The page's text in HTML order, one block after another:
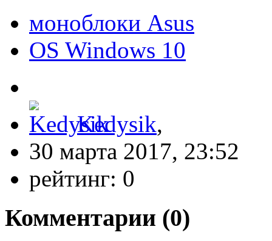
моноблоки Asus
OS Windows 10
Kedysik,
30 марта 2017, 23:52
рейтинг: 0
Комментарии (0)